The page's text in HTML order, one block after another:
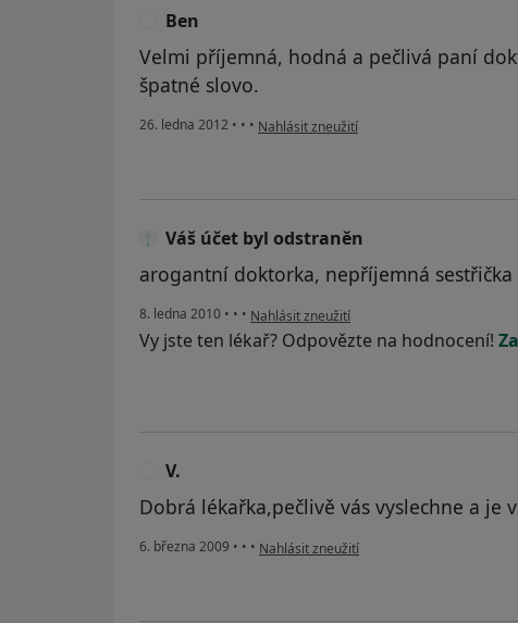
Ben
Velmi příjemná, hodná a pečlivá paní
špatné slovo.
26. ledna 2012 • • • podle názoru uživatele Ben
Nahlásit zneužití
Váš účet byl odstraněn
arogantní doktorka, nepříjemná sestřička
8. ledna 2010 • • • podle názoru uživatele Váš účet byl odstraněn
Nahlásit zneužití
Vy jste ten lékař? Odpovězte na hodnocení!
V.
Dobrá lékařka,pečlivě vás vyslechne a je
6. března 2009 • • • podle názoru uživatele V.
Nahlásit zneužití